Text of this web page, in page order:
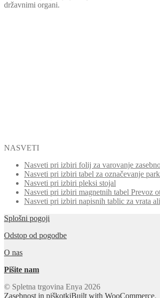
državnimi organi.
NASVETI
Nasveti pri izbiri folij za varovanje
Nasveti pri izbiri tabel za označevanje
Nasveti pri izbiri pleksi stojal
Nasveti pri izbiri magnetnih tabel Prevoz
Nasveti pri izbiri napisnih tablic za vrata
Splošni pogoji
Odstop od pogodbe
O nas
Pišite nam
© Spletna trgovina Enya 2026
Zasebnost in piškotkiBuilt with WooCommerce.